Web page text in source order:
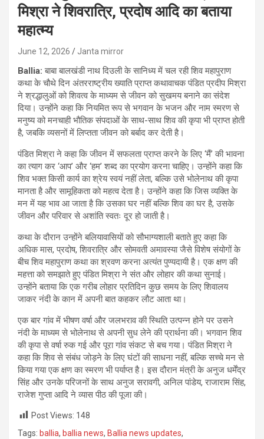
मिश्रा ने शिवरात्रि, प्रदोष आदि का बताया
महात्म्य
June 12, 2026 Janta mirror
Ballia:बाबा बालखंडी नाथ दिउली के सानिध्य में चल रही शिव महापुराण
कथा के चौथे दिन अंतरराष्ट्रीय ख्याति प्राप्त कथावाचक पंडित प्रदीप मिश्रा
ने श्रद्धालुओं को शिवत्व के माध्यम से जीवन को सुखमय बनाने का संदेश
दिया। उन्होंने कहा कि नियमित रूप से भगवान के भजन और नाम स्मरण से
मनुष्य को मनचाही भौतिक संपदाओं के साथ-साथ शिव की कृपा भी प्राप्त होती
है, जबकि व्यसनों में लिप्तता जीवन को बर्बाद कर देती है।
पंडित मिश्रा ने कहा कि जीवन में सफलता प्राप्त करने के लिए ‘मैं’ की भावना
का त्याग कर ‘आप’ और ‘हम’ शब्द का प्रयोग करना चाहिए। उन्होंने कहा कि
शिव भक्त किसी कार्य का श्रेय स्वयं नहीं लेता, बल्कि उसे भोलेनाथ की कृपा
मानता है और सामूहिकता को महत्व देता है। उन्होंने कहा कि जिस व्यक्ति के
मन में यह भाव आ जाता है कि उसका घर नहीं बल्कि शिव का घर है, उसके
जीवन और परिवार से अशांति स्वतः दूर हो जाती है।
कथा के दौरान उन्होंने बलियावासियों को सौभाग्यशाली बताते हुए कहा कि
अधिक मास, प्रदोष, शिवरात्रि और सोमवती अमावस्या जैसे विशेष संयोगों के
बीच शिव महापुराण कथा का श्रवण करना अत्यंत पुण्यदायी है। एक क्षण की
महत्ता को समझाते हुए पंडित मिश्रा ने संत और लोहार की कथा सुनाई।
उन्होंने बताया कि एक गरीब लोहार प्रतिदिन कुछ समय के लिए शिवालय
जाकर नंदी के कान में अपनी बात कहकर लौट आता था।
एक बार गांव में भीषण वर्षा और जलभराव की स्थिति उत्पन्न होने पर उसने
नंदी के माध्यम से भोलेनाथ से अपनी सुध लेने की प्रार्थना की। भगवान शिव
की कृपा से वर्षा रुक गई और पूरा गांव संकट से बच गया। पंडित मिश्रा ने
कहा कि शिव से संबंध जोड़ने के लिए घंटों की साधना नहीं, बल्कि सच्चे मन से
किया गया एक क्षण का स्मरण भी पर्याप्त है। इस दौरान मंत्री के अनुज धर्मेंद्र
सिंह और उनके परिजनों के साथ अनुज सरावगी, अनिल पांडेय, राजाराम सिंह,
राजेश गुप्ता आदि ने व्यास पीठ की पूजा की।
Post Views: 148
Tags: ballia, ballia news, Ballia news updates,